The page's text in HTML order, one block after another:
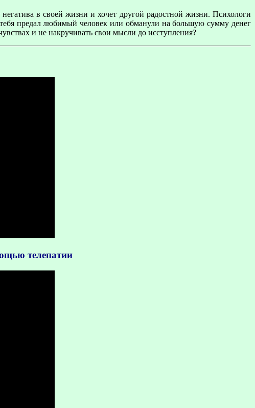
в своей жизни и хочет другой радостной жизни. Психологи
предал любимый человек или обманули на большую сумму денег
и не накручивать свои мысли до исступления?
телепатии